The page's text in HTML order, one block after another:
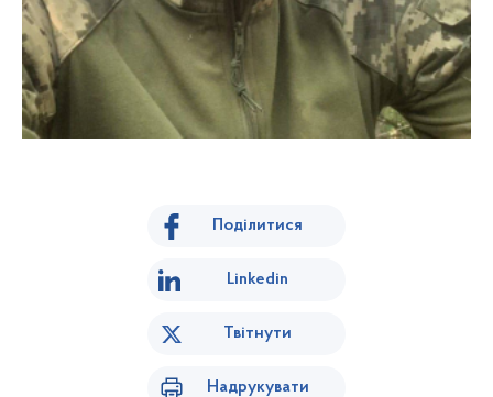
Поділитися
Linkedin
Твітнути
Надрукувати